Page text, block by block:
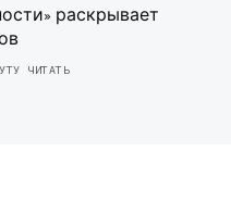
раскрывает
ЧИТАТЬ